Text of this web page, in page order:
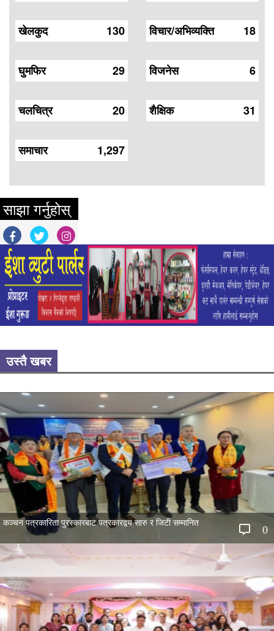
130
खेलकुद
29
घुमफिर
20
चलचित्र
18
विचार/अभिव्यक्ति
6
विजनेस
31
शैक्षिक
1,297
समाचार
साझा गर्नुहोस्
उस्तै खबर
0
कञ्चन पत्रकारिता पुरस्कारबाट पत्रकारद्वय सारु र जिटी सम्मानित